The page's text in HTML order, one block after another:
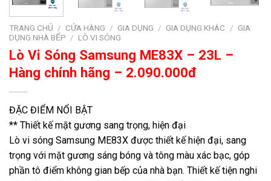
TRANG CHỦ / CỬA HÀNG / GIA DỤNG / GIA DỤNG KHÁC / GIA
DỤNG NHÀ BẾP / LÒ VI SÓNG
Lò Vi Sóng Samsung ME83X – 23L –
Hàng chính hãng – 2.090.000đ
ĐẶC ĐIỂM NỔI BẬT
** Thiết kế mặt gương sang trọng, hiện đại
Lò vi sóng Samsung ME83X được thiết kế hiện đại, sang
trọng với mặt gương sáng bóng và tông màu xác bạc, góp
phần tô điểm không gian bếp của nhà bạn. Thiết kế tiện nghi